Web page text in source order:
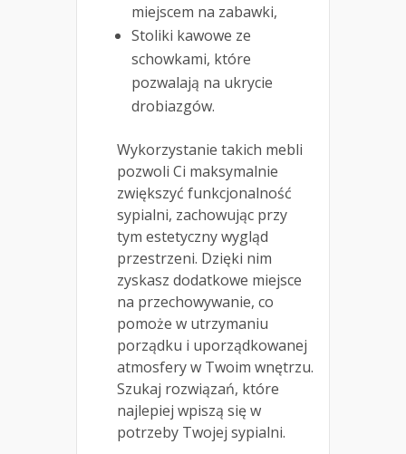
miejscem na zabawki,
Stoliki kawowe ze
schowkami, które
pozwalają na ukrycie
drobiazgów.
Wykorzystanie takich mebli
pozwoli Ci maksymalnie
zwiększyć funkcjonalność
sypialni, zachowując przy
tym estetyczny wygląd
przestrzeni. Dzięki nim
zyskasz dodatkowe miejsce
na przechowywanie, co
pomoże w utrzymaniu
porządku i uporządkowanej
atmosfery w Twoim wnętrzu.
Szukaj rozwiązań, które
najlepiej wpiszą się w
potrzeby Twojej sypialni.